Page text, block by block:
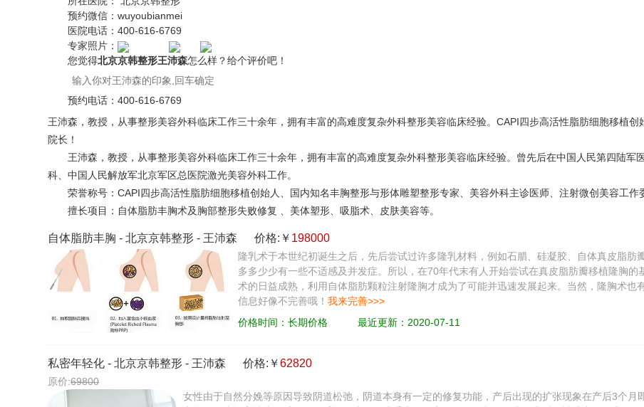
预约微信：wuyoubianmei
医院电话：400-616-6769
专家照片：
您觉得北京京韩整形王沛森怎么样？给个评价吧！
预约电话：400-616-6769
王沛森，教授，从事整形美容外科临床工作三十余年，拥有丰富的高难度复杂外科整形美容临床经验。CAPI四步高活性脂肪细胞移植
院长！
王沛森，教授，从事整形美容外科临床工作三十余年，拥有丰富的高难度复杂外科整形美容临床经验。曾先后在中国人民第四陆军
科、中国人民解放军北京军区总医院激光美容外科工作。
荣誉称号：CAPI四步高活性脂肪细胞移植创始人、国内知名丰胸整形与形体雕塑整形专家、美容外科主诊医师、注射微创美容工作
擅长项目：自体脂肪丰胸术及胸部整形失败修复 、美体塑形、吸脂术、皮肤美容等。
自体脂肪丰胸 -北京京韩整形 -王沛森 价格:￥ 198000
隆乳术于本世纪初诞生之后，先后尝试过许多隆乳材料，例如石腊、硅凝胶、自体真皮脂
多多少少有一些不适感及并发症。所以，在70年代末有人开始尝试在真皮脂肪瓣移植隆胸
术的日益成熟，利用自体脂肪颗粒注射隆胸才成为了可能并迅速发展起来。当然，隆胸术
信息好像不完善哦！ 我来完善>>>
价格时间：长期价格
最近更新：2020-07-11
私密年轻化 -北京京韩整形 - 王沛森 价格:￥62820
原价:69800
女性由于自然分娩等原因导致阴道松弛，阴道本身有一定的修复功能，产后出现的扩张现象在产后3个